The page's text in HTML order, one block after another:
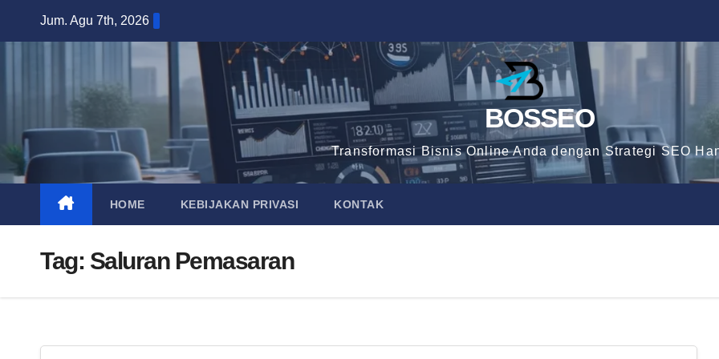
Jum. Agu 7th, 2026
BOSSEO
Transformasi Bisnis Online Anda dengan Strategi SEO
HOME KEBIJAKAN PRIVASI KONTAK
Tag: Saluran Pemasaran